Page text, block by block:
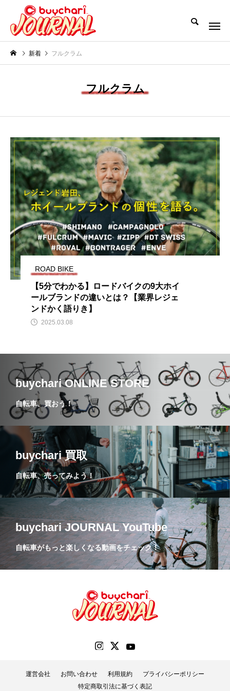
新着 フルクラム
フルクラム
ROAD BIKE
【5分でわかる】ロードバイクの9大ホイ
ールブランドの違いとは？【業界レジェ
ンドかく語りき】
2025.03.08
buychari ONLINE STORE
自転車、買おう！
buychari 買取
自転車、売ってみよう！
buychari JOURNAL YouTube
自転車がもっと楽しくなる動画をチェック！
運営会社 お問い合わせ 利用規約
プライバシーポリシー
特定商取引法に基づく表記